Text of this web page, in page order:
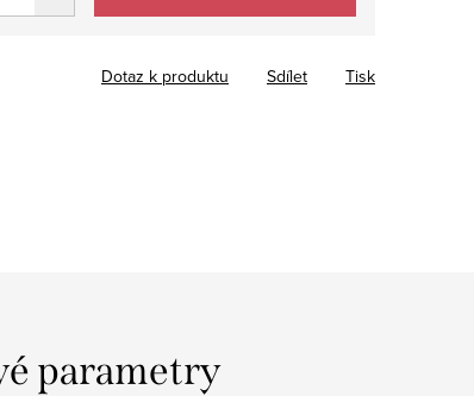
Tisk
Dotaz k produktu Sdílet
parametry